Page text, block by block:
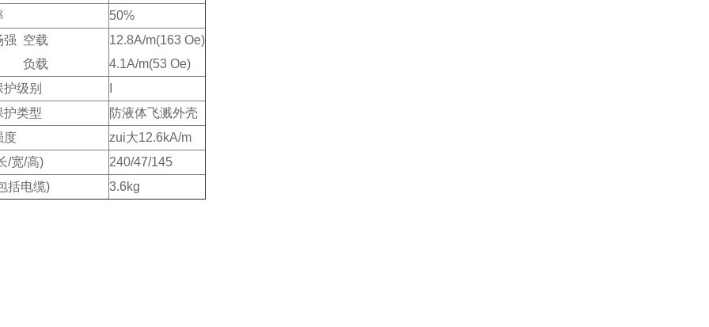
50%
强 空载
载
12.8A/m(163 Oe)
4.1A/m(53 Oe)
级别
护类型
防液体飞溅外壳
度
zui大12.6kA/m
/宽/高)
240/47/145
括电缆)
3.6kg